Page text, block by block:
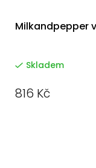
Milkandpepper
Skladem
816 Kč